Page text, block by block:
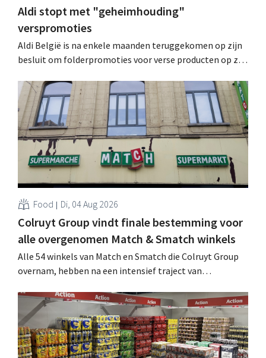
Aldi stopt met "geheimhouding"
verspromoties
Aldi België is na enkele maanden teruggekomen op zijn
besluit om folderpromoties voor verse producten op zijn
werking treden: "Onze klanten willen goed
geïnformeerd worden." .
Food Di, 04 Aug 2026
Colruyt Group vindt finale bestemming voor
alle overgenomen Match & Smatch winkels
Alle 54 winkels van Match en Smatch die Colruyt Group
overnam, hebben na een intensief traject van
Al is die bestemming voor sommige panden een sluiting.